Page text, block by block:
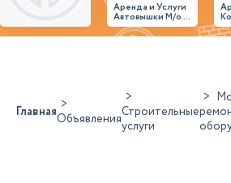
Аренда и Услуги
Автовышки М/о г.
Домодедово
26,28,32 место
ГлавнаяОбъявленияСтроительные
услуги